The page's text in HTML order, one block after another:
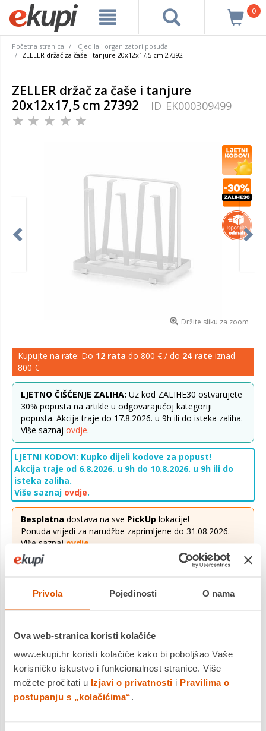
Privola Pojedinosti O nama
Ova web-stranica koristi kolačiće
www.ekupi.hr koristi kolačiće kako bi poboljšao Vaše
korisničko iskustvo i funkcionalnost stranice. Više
možete pročitati u Izjavi o privatnosti i Pravilima o
postupanju s „kolačićima“.
0
Početna stranica
Cjedila i organizatori posuđa
ZELLER držač za čaše i tanjure 20x12x17,5 cm 27392
ZELLER držač za čaše i tanjure
20x12x17,5 cm 27392
ID EK000309499
Držite sliku za zoom
Kupujte na rate: Do 12 rata do 800 € / do 24 rate iznad
800 €
LJETNO ČIŠĆENJE ZALIHA: Uz kod ZALIHE30 ostvarujete
30% popusta na artikle u odgovarajućoj kategoriji
popusta. Akcija traje do 17.8.2026. u 9h ili do isteka zaliha.
Više saznaj ovdje.
LJETNI KODOVI: Kupko dijeli kodove za popust!
Akcija traje od 6.8.2026. u 9h do 10.8.2026. u 9h ili do
isteka zaliha.
Više saznaj ovdje.
Besplatna dostava na sve PickUp lokacije!
Ponuda vrijedi za narudžbe zaprimljene do 31.08.2026.
Više saznajovdje.
Najniža cijena u
Cijena 12,44 €
Držač za čaše, metal, bijeli. Ovaj praktični držač za čaše i šalice
izrađen je od visokokvalitetnog metala u bijeloj boji prije svega
zbog elegantnog dizajna i visoke razine funkcionalnosti. Držač
...Saznaj više
Dostavljamo već od 10.08.2026